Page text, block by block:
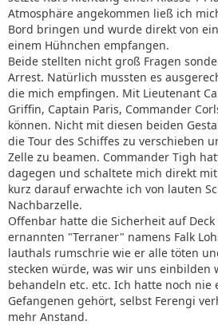
Atmosphäre angekommen ließ ich
Bord bringen und wurde direkt von
einem Hühnchen empfangen.
Beide stellten nicht groß Fragen
Arrest. Natürlich mussten es
die mich empfingen. Mit Lieutenant
Griffin, Captain Paris, Commander
können. Nicht mit diesen beiden
die Tour des Schiffes zu verschieben
Zelle zu beamen. Commander Tigh
dagegen und schaltete mich direkt
kurz darauf erwachte ich von lauten
Nachbarzelle.
Offenbar hatte die Sicherheit auf
ernannten "Terraner" namens Falk
lauthals rumschrie wie er alle töten
stecken würde, was wir uns einbilden
behandeln etc. etc. Ich hatte noch nie
Gefangenen gehört, selbst Ferengi
mehr Anstand.